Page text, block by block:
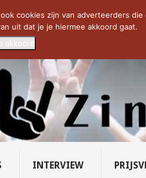
SAVATAGE KOMT TERUG IN 0... CD
INTERVIEW
cookies zijn van adverteerders
uit dat je je hiermee akkoord gaat.
akkoord